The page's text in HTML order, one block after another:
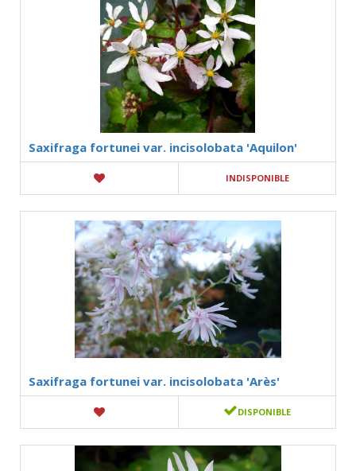
Saxifraga fortunei var. incisolobata 'Aquilon'
INDISPONIBLE
Saxifraga fortunei var. incisolobata 'Arès'
DISPONIBLE